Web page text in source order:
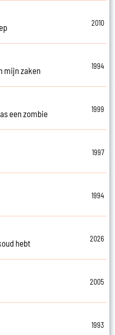
2010
mijn zaken
1994
een zombie
1999
1997
1994
hebt
2026
2005
1993